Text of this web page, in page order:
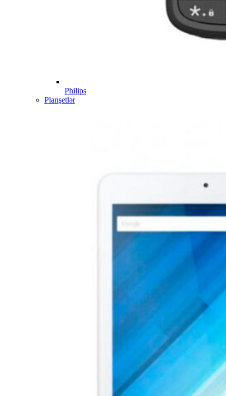
Philips
Planşetlər